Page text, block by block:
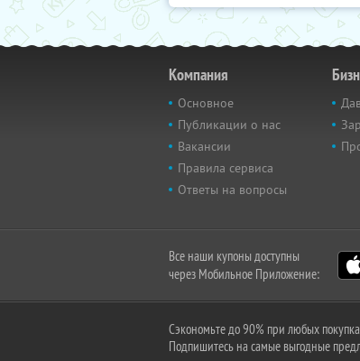
Компания
Основное
Публикации о нас
Вакансии
Правила сервиса
Ответы на вопросы
Все наши купоны доступны
через Мобильное Приложение:
Сэкономьте до 90% при любых
Подпишитесь на самые выгодные